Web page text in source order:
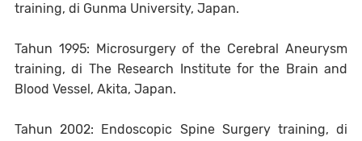
training, di Gunma University, Japan.
Tahun 1995: Microsurgery of the Cerebral Aneurysm
training, di The Research Institute for the Brain and
Blood Vessel, Akita, Japan.
Tahun 2002: Endoscopic Spine Surgery training, di